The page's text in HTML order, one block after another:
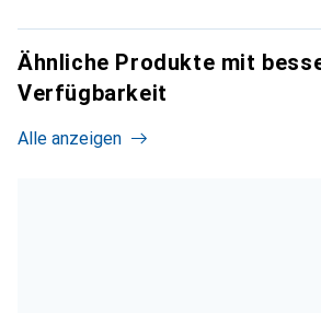
Ähnliche Produkte mit
Verfügbarkeit
Alle anzeigen